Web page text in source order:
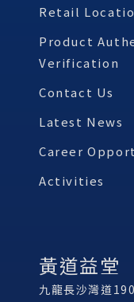
Retail
Product
Verification
Contact Us
Latest News
Career
Activities
黃道益堂
九龍長沙灣道